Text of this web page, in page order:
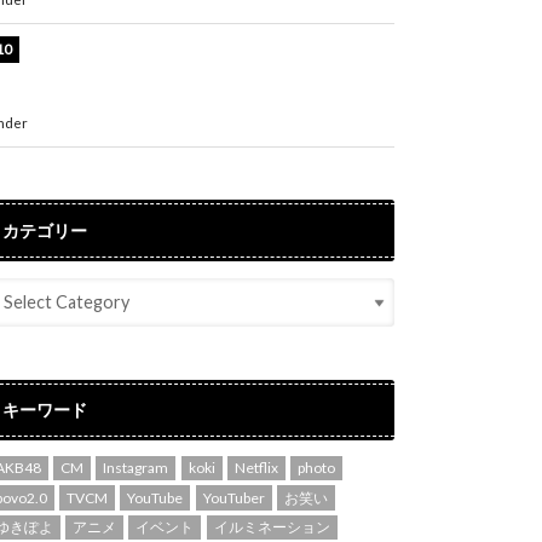
カテゴリー
キーワード
CM Instagram koki Netflix
photo
TVCM YouTube YouTuber
お笑い
きぽよ
アニメ イベント イルミネーション